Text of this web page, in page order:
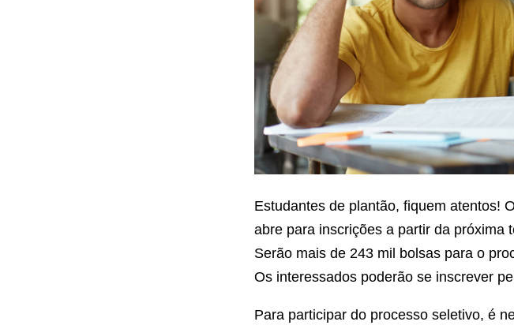
Estudantes de plantão, fiquem atentos!
abre para inscrições a partir da próxima
Serão mais de 243 mil bolsas para o
Os interessados poderão se inscrever
Para participar do processo seletivo, é